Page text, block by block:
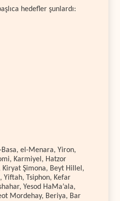
hedefler şunlardı:
Basa, el-Menara, Yiron,
Karmiyel, Hatzor
Kiryat Şimona, Beyt Hillel,
Yiftah, Tsiphon, Kefar
Yesod HaMa’ala,
Mordehay, Beriya, Bar